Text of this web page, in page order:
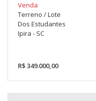
Venda
Terreno / Lote
Dos Estudantes
Ipira - SC
R$ 349.000,00